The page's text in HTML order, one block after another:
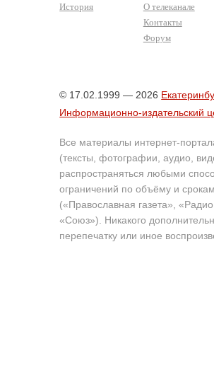
История
О телеканале
Контакты
Форум
© 17.02.1999 — 2026
Информационно-издательский
Все материалы интернет-
(тексты, фотографии, аудио,
распространяться любыми
ограничений по объёму и
(«Православная газета»,
«Союз»). Никакого
перепечатку или иное